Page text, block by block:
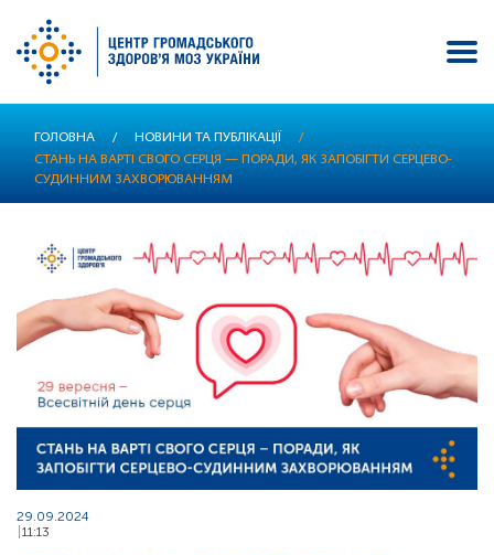
ГОЛОВНА / НОВИНИ ТА ПУБЛІКАЦІЇ
/
СТАНЬ НА ВАРТІ СВОГО СЕРЦЯ — ПОРАДИ, ЯК ЗАПОБІГТИ СЕРЦЕВО-
СУДИННИМ ЗАХВОРЮВАННЯМ
29.09.2024
11:13